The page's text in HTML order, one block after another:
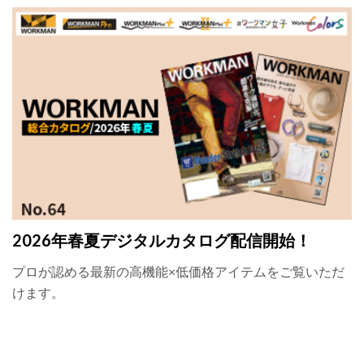
2026年春夏デジタルカタログ配信開始！
プロが認める最新の高機能×低価格アイテムをご覧いただ
けます。